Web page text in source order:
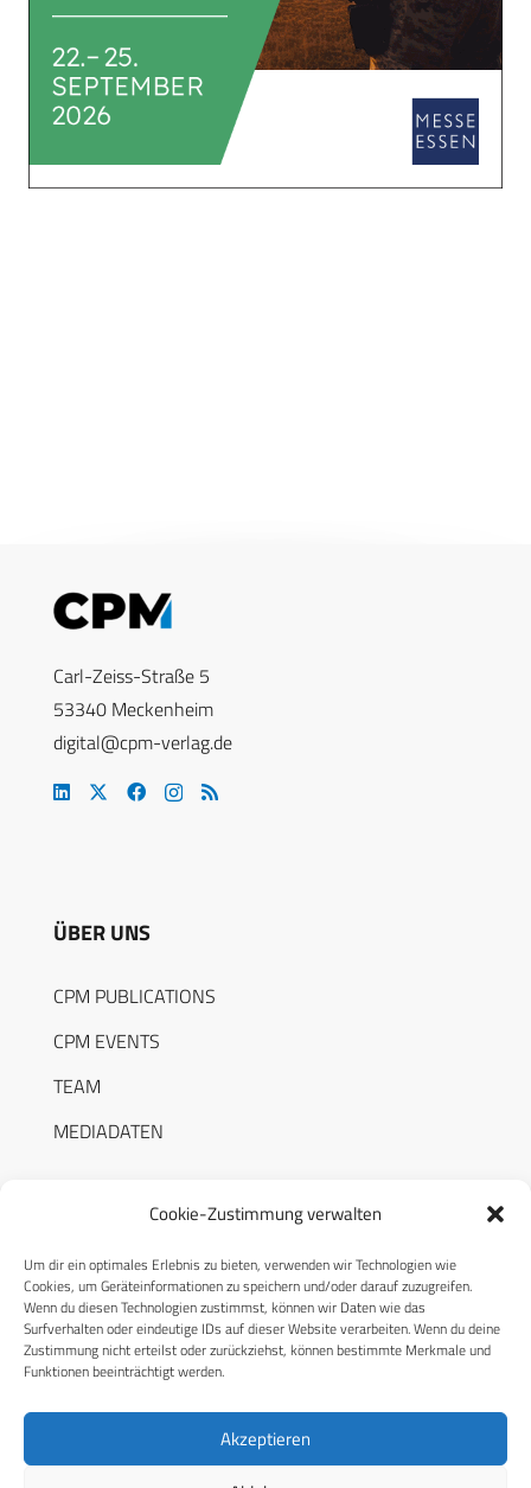
Cookie-Zustimmung verwalten
Um dir ein optimales Erlebnis zu bieten, verwenden wir Technologien wie
Cookies, um Geräteinformationen zu speichern und/oder darauf zuzugreifen.
Wenn du diesen Technologien zustimmst, können wir Daten wie das
Surfverhalten oder eindeutige IDs auf dieser Website verarbeiten. Wenn du deine
Zustimmung nicht erteilst oder zurückziehst, können bestimmte Merkmale und
Funktionen beeinträchtigt werden.
Akzeptieren
Carl-Zeiss-Straße 5
53340 Meckenheim
digital@cpm-verlag.de
ÜBER UNS
CPM PUBLICATIONS
CPM EVENTS
TEAM
MEDIADATEN
RECHTLICHES
Datenschutzerklärung
Cookie-Richtlinie (EU)